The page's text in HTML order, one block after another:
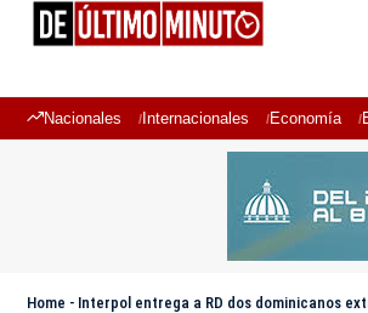
Nacionales Internacionales Economía
Home - Interpol entrega a RD dos dominicanos